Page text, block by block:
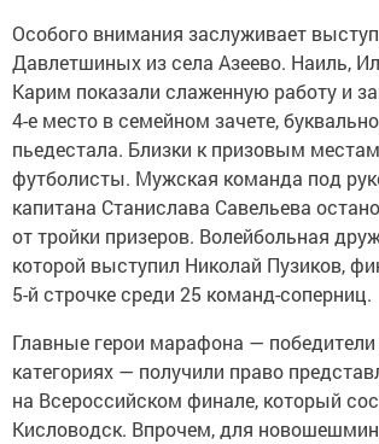
Особого внимания заслуживает
Давлетшиных из села Азеево. Наиль,
Карим показали слаженную работу и
4-е место в семейном зачете,
пьедестала. Близки к призовым
футболисты. Мужская команда под
капитана Станислава Савельева
от тройки призеров. Волейбольная
которой выступил Николай Пузиков,
5-й строчке среди 25 команд-соперниц.
Главные герои марафона — победители
категориях — получили право
на Всероссийском финале, который
Кисловодск. Впрочем, для